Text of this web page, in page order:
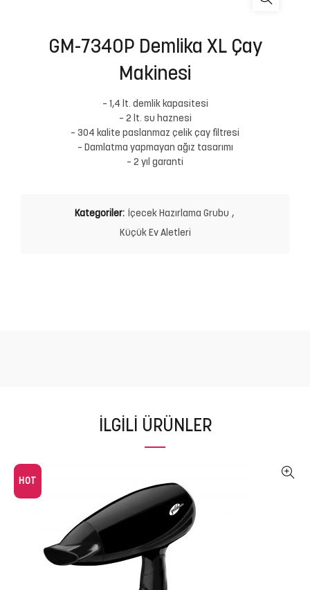
GM-7340P Demlika XL Çay
Makinesi
– 1,4 lt. demlik kapasitesi
– 2 lt. su haznesi
– 304 kalite paslanmaz çelik çay filtresi
– Damlatma yapmayan ağız tasarımı
– 2 yıl garanti
Kategoriler: İçecek Hazırlama Grubu ,
Küçük Ev Aletleri
İLGILI ÜRÜNLER
HOT